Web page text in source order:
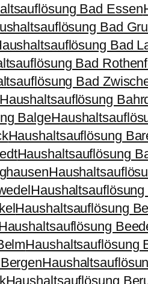
Bad Essen
Bad
Bad
Bad
Bad
Balge
Haushaltsauflösung
Haushaltsauflösung
Haushaltsauflösung
Haushaltsauflösung
Haushaltsauflösung